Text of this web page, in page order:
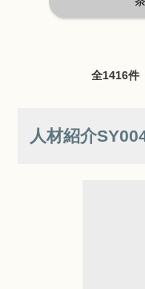
全1416件
人材紹介